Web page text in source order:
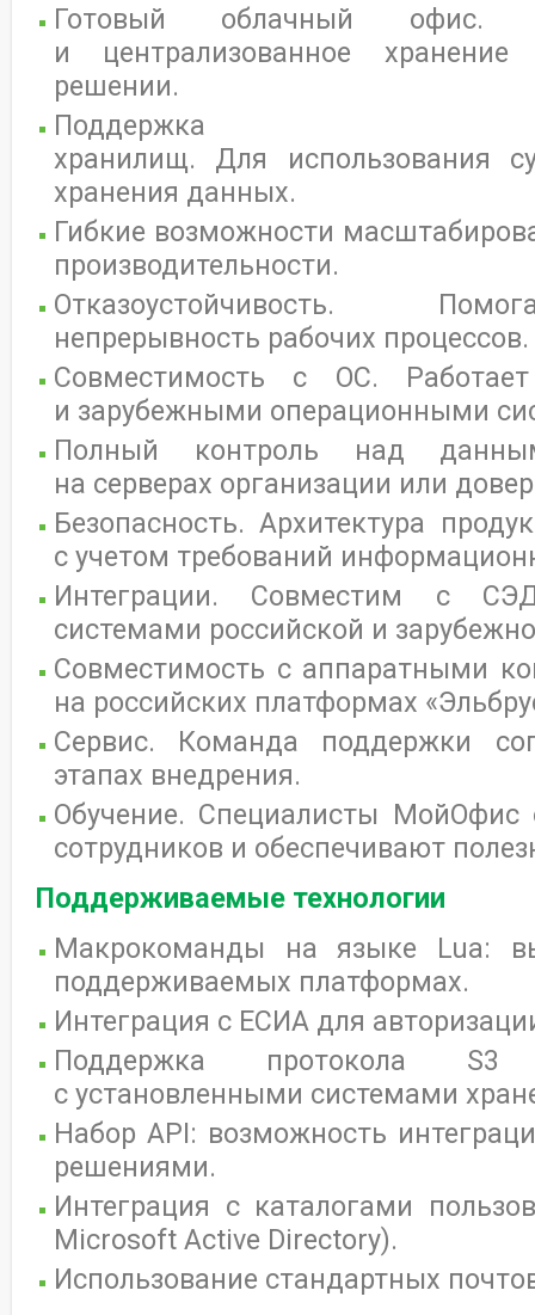
Готовый облачный офис.
и централизованное
решении.
Поддержка S3-
хранилищ. Для использования
хранения данных.
Гибкие возможности
производительности.
Отказоустойчивость.
непрерывность рабочих процессов.
Совместимость с ОС.
и зарубежными операционными
Полный контроль над
на серверах организации или
Безопасность. Архитектура
с учетом требований
Интеграции. Совместим с
системами российской и
Совместимость с аппаратными
на российских платформах
Сервис. Команда поддержки
этапах внедрения.
Обучение. Специалисты МойОфис
сотрудников и обеспечивают
Поддерживаемые технологии
Макрокоманды на языке Lua:
поддерживаемых платформах.
Интеграция с ЕСИА для
Поддержка протокола S3
с установленными системами
Набор API: возможность
решениями.
Интеграция с каталогами
Microsoft Active Directory).
Использование стандартных